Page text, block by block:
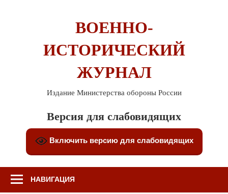
ВОЕННО-
ИСТОРИЧЕСКИЙ
ЖУРНАЛ
Издание Министерства обороны России
Версия для слабовидящих
Включить версию для слабовидящих
НАВИГАЦИЯ